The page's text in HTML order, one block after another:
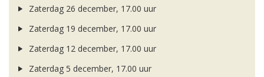
Zaterdag 26 december, 17.00 uur
Zaterdag 19 december, 17.00 uur
Zaterdag 12 december, 17.00 uur
Zaterdag 5 december, 17.00 uur